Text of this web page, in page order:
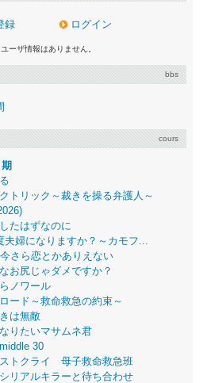
録 ログイン
ーザ情報はありません。
bbs
cours
トリック～裁きを操る弁護人～
たはずなのに
夫婦になりますか？～カモフ...
さら恋とかありえない
お尻じゃダメですか？
ノワール
ード～救命救急の約束～
は無敵
りたいマサムネ君
30
トクライ 母子救命救急班
リアルキラーと待ち合わせ